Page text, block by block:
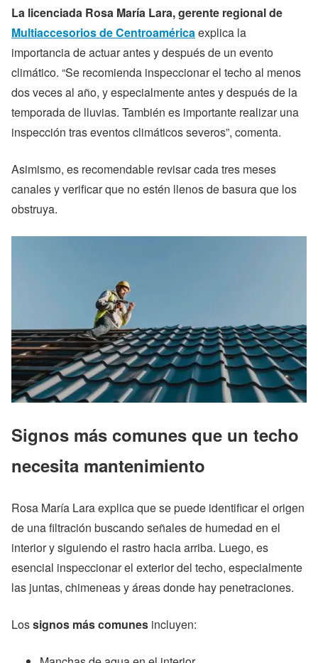
La licenciada Rosa María Lara, gerente regional de
Multiaccesorios de Centroaméricaexplica la
importancia de actuar antes y después de un evento
climático. “Se recomienda inspeccionar el techo al menos
dos veces al año, y especialmente antes y después de la
temporada de lluvias. También es importante realizar una
inspección tras eventos climáticos severos”, comenta.
Asimismo, es recomendable revisar cada tres meses
canales y verificar que no estén llenos de basura que los
obstruya.
Signos más comunes que un techo
necesita mantenimiento
Rosa María Lara explica que se puede identificar el origen
de una filtración buscando señales de humedad en el
interior y siguiendo el rastro hacia arriba. Luego, es
esencial inspeccionar el exterior del techo, especialmente
las juntas, chimeneas y áreas donde hay penetraciones.
Lossignos más comunes incluyen: